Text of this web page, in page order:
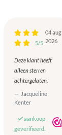
5/5
04 aug
2026
Deze klant heeft
alleen sterren
achtergelaten.
Jacqueline
Kenter
aankoop
geverifieerd.